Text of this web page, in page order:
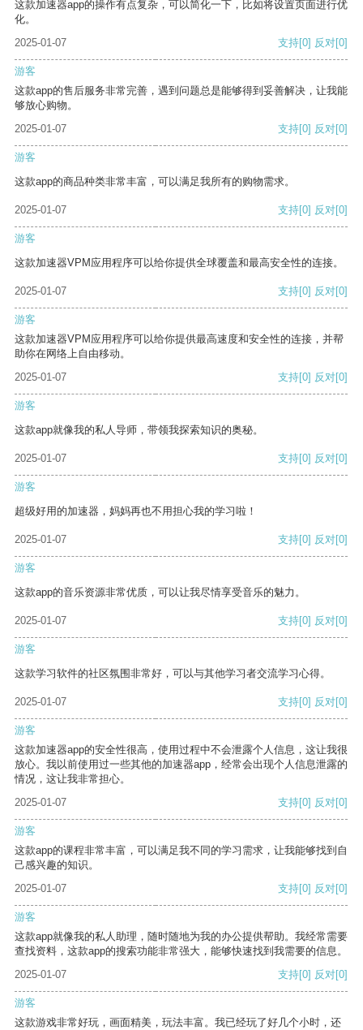
这款加速器app的操作有点复杂，可以简化一下，比如将设置页面进行优
化。
2025-01-07
支持[0] 反对[0]
游客
这款app的售后服务非常完善，遇到问题总是能够得到妥善解决，让我能
够放心购物。
2025-01-07
支持[0] 反对[0]
游客
这款app的商品种类非常丰富，可以满足我所有的购物需求。
2025-01-07 支持[0] 反对[0]
游客
这款加速器VPM应用程序可以给你提供全球覆盖和最高安全性的连接。
2025-01-07 支持[0] 反对[0]
游客
这款加速器VPM应用程序可以给你提供最高速度和安全性的连接，并帮
助你在网络上自由移动。
2025-01-07
支持[0] 反对[0]
游客
这款app就像我的私人导师，带领我探索知识的奥秘。
2025-01-07 支持[0] 反对[0]
游客
超级好用的加速器，妈妈再也不用担心我的学习啦！
2025-01-07 支持[0] 反对[0]
游客
这款app的音乐资源非常优质，可以让我尽情享受音乐的魅力。
2025-01-07 支持[0] 反对[0]
游客
这款学习软件的社区氛围非常好，可以与其他学习者交流学习心得。
2025-01-07 支持[0] 反对[0]
游客
这款加速器app的安全性很高，使用过程中不会泄露个人信息，这让我很
放心。我以前使用过一些其他的加速器app，经常会出现个人信息泄露的
情况，这让我非常担心。
2025-01-07
支持[0] 反对[0]
游客
这款app的课程非常丰富，可以满足我不同的学习需求，让我能够找到自
己感兴趣的知识。
2025-01-07
支持[0] 反对[0]
游客
这款app就像我的私人助理，随时随地为我的办公提供帮助。我经常需要
查找资料，这款app的搜索功能非常强大，能够快速找到我需要的信息。
2025-01-07
支持[0] 反对[0]
游客
这款游戏非常好玩，画面精美，玩法丰富。我已经玩了好几个小时，还